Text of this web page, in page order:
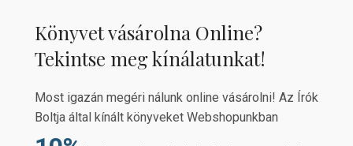
Könyvet vásárolna Online?
Tekintse meg kínálatunkat!
Most igazán megéri nálunk online vásárolni! Az Írók
Boltja által kínált könyveket Webshopunkban